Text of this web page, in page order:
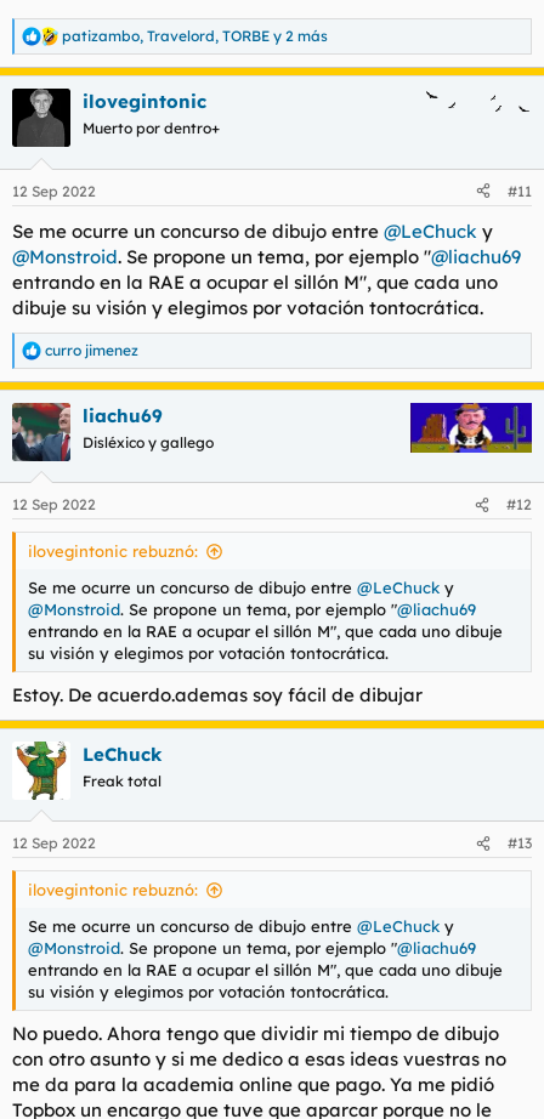
R
e
a
c
e
:
patizambo, Travelord, TORBE y 2 más
ilovegintonic
Muerto por dentro+
12 Sep 2022 #11
Se me ocurre un concurso de dibujo entre @LeChuck y
@Monstroid. Se propone un tema, por ejemplo "@liachu69
entrando en la RAE a ocupar el sillón M", que cada uno
dibuje su visión y elegimos por votación tontocrática.
R
e
a
c
c
e
s
curro jimenez
liachu69
Disléxico y gallego
12 Sep 2022 #12
ilovegintonic rebuznó:
Se me ocurre un concurso de dibujo entre @LeChuck y
@Monstroid. Se propone un tema, por ejemplo "@liachu69
entrando en la RAE a ocupar el sillón M", que cada uno dibuje
su visión y elegimos por votación tontocrática.
Estoy. De acuerdo.ademas soy fácil de dibujar
LeChuck
Freak total
12 Sep 2022 #13
ilovegintonic rebuznó:
Se me ocurre un concurso de dibujo entre @LeChuck y
@Monstroid. Se propone un tema, por ejemplo "@liachu69
entrando en la RAE a ocupar el sillón M", que cada uno dibuje
su visión y elegimos por votación tontocrática.
No puedo. Ahora tengo que dividir mi tiempo de dibujo
con otro asunto y si me dedico a esas ideas vuestras no
me da para la academia online que pago. Ya me pidió
Topbox un encargo que tuve que aparcar porque no le